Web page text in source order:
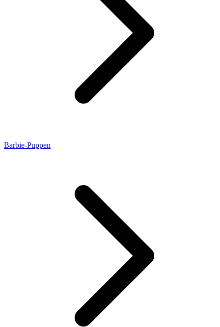
Barbie-Puppen